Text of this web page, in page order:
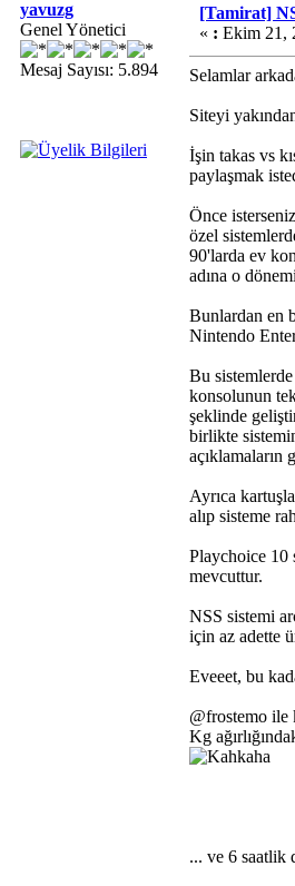
yavuzg
Genel Yönetici
Mesaj Sayısı: 5.894
[Tamirat]
« : Ekim 21,
Selamlar
Siteyi
İşin takas vs
paylaşmak
Önce
özel
90'larda ev
adına o
Bunlardan en
Nintendo
Bu
konsolunun
şeklinde
birlikte
Ayrıca
alıp sisteme
Playchoice 10
mevcuttur.
NSS sistemi
için az adette
Eveeet, bu
@frostemo ile
Kg
... ve 6 saatlik